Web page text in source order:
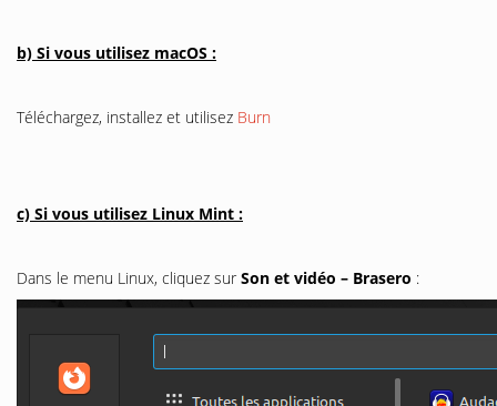
b) Si vous utilisez macOS :
Téléchargez, installez et utilisez Burn
c) Si vous utilisez Linux Mint :
Dans le menu Linux, cliquez sur Son et vidéo – Brasero :